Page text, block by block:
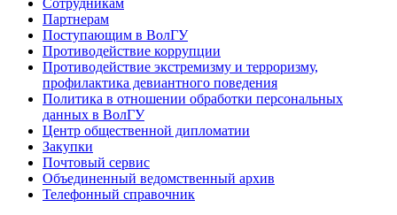
Партнерам
Поступающим в ВолГУ
Противодействие коррупции
Противодействие экстремизму и терроризму,
профилактика девиантного поведения
Политика в отношении обработки персональных
данных в ВолГУ
Центр общественной дипломатии
Закупки
Почтовый сервис
Объединенный ведомственный архив
Телефонный справочник